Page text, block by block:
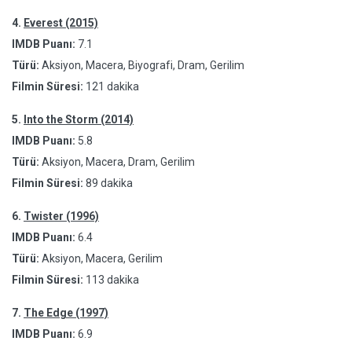
4. Everest (2015)
IMDB Puanı: 7.1
Türü: Aksiyon, Macera, Biyografi, Dram, Gerilim
Filmin Süresi: 121 dakika
5. Into the Storm (2014)
IMDB Puanı: 5.8
Türü: Aksiyon, Macera, Dram, Gerilim
Filmin Süresi: 89 dakika
6. Twister (1996)
IMDB Puanı: 6.4
Türü: Aksiyon, Macera, Gerilim
Filmin Süresi: 113 dakika
7. The Edge (1997)
IMDB Puanı: 6.9